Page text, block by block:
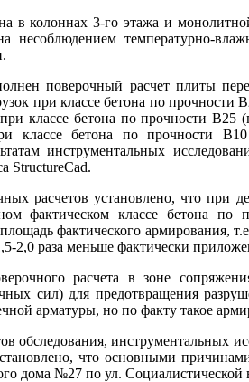
в колоннах 3-го этажа и
несоблюдением температурно-
поверочный расчет плиты
при классе бетона по прочности
классе бетона по прочности В25
классе бетона по прочности
инструментальных
StructureCad.
расчетов установлено, что при
фактическом классе бетона по
фактического армирования,
2,0 раза меньше фактически
расчета в зоне
сил) для предотвращения
арматуры, но по факту такое
обследования, инструментальных
что основными
дома №27 по ул. Социалистической